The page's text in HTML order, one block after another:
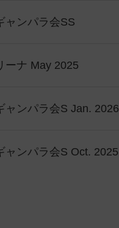
ャンパラ会SS
ーナ May 2025
ャンパラ会S Jan. 2026
ャンパラ会S Oct. 2025